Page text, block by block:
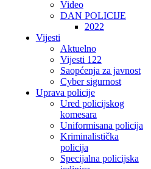
Video
DAN POLICIJE
2022
Vijesti
Aktuelno
Vijesti 122
Saopćenja za javnost
Cyber sigurnost
Uprava policije
Ured policijskog
komesara
Uniformisana policija
Kriminalistička
policija
Specijalna policijska